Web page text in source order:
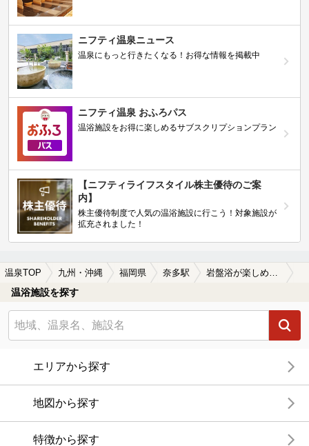
ニフティ温泉ニュース
温泉にもっと行きたくなる！お得な情報を掲載中
ニフティ温泉 おふろパス
温浴施設をお得に楽しめるサブスクリプションプラン
【ニフティライフスタイル株主優待のご案
内】
株主優待制度で人気の温浴施設に行こう！対象施設が
拡充されました！
温泉TOP 九州・沖縄 福岡県 奈多駅
温浴施設を探す
エリアから探す
地図から探す
特徴から探す